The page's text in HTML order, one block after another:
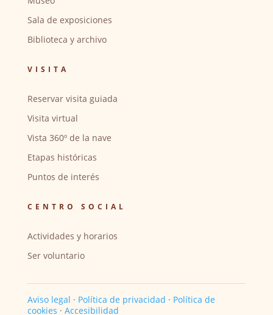
Sala de exposiciones
Biblioteca y archivo
VISITA
Reservar visita guiada
Visita virtual
Vista 360º de la nave
Etapas históricas
Puntos de interés
CENTRO SOCIAL
Actividades y horarios
Ser voluntario
Aviso legal · Política de privacidad · Política de
cookies · Accesibilidad